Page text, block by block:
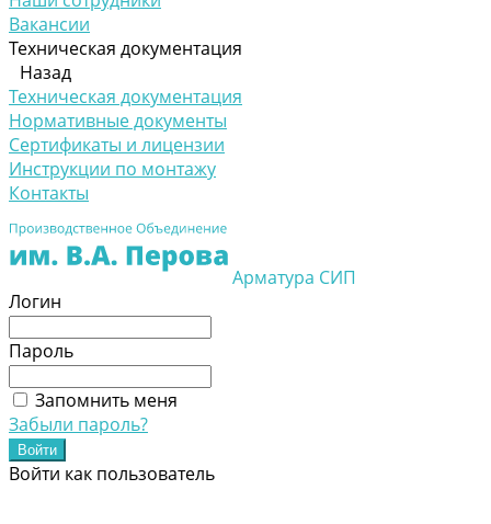
Вакансии
Техническая документация
Назад
Техническая документация
Нормативные документы
Сертификаты и лицензии
Инструкции по монтажу
Контакты
Арматура СИП
Логин
Пароль
Запомнить меня
Забыли пароль?
Войти как пользователь